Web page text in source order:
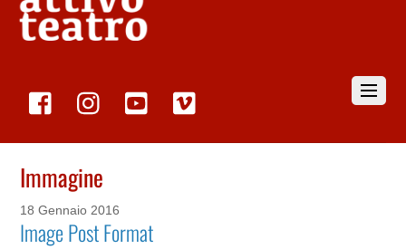
Immagine
18 Gennaio 2016
Image Post Format